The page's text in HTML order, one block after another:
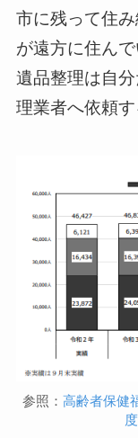
市に残って住
が遠方に住ん
遺品整理は自
理業者へ依頼す
参照： 高齢者保健